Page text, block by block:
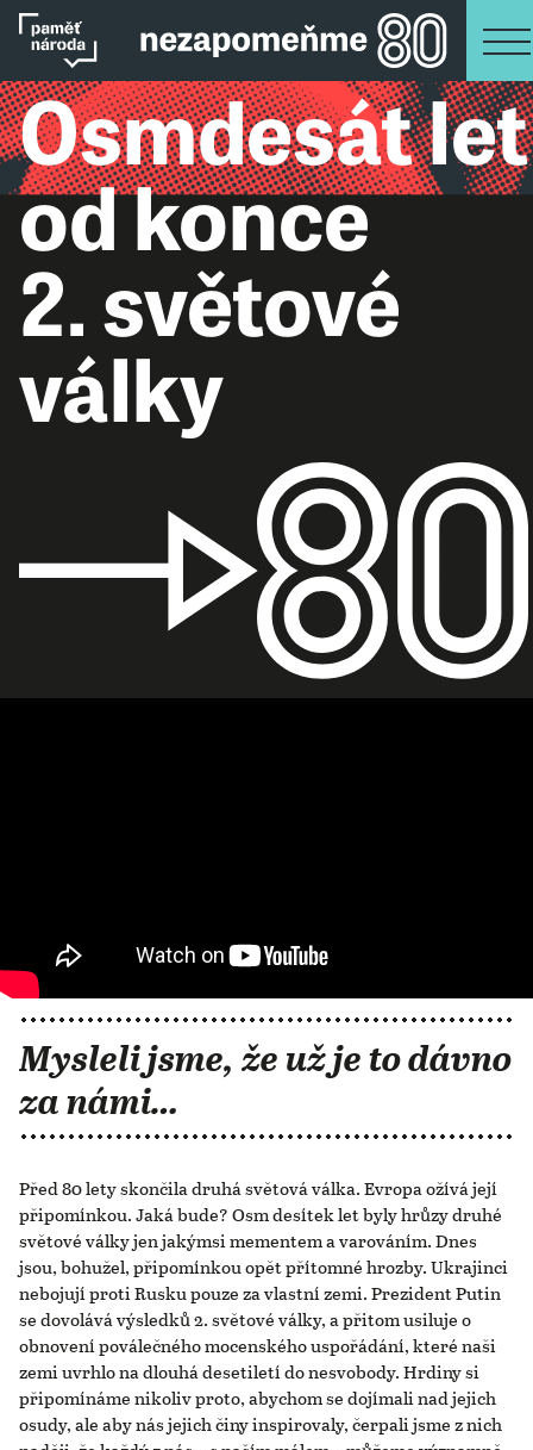
Osmdesát let
od konce
2. světové
války
Mysleli jsme, že už je to dávno
za námi…
Před 80 lety skončila druhá světová válka. Evropa ožívá její
připomínkou. Jaká bude? Osm desítek let byly hrůzy druhé
světové války jen jakýmsi mementem a varováním. Dnes
jsou, bohužel, připomínkou opět přítomné hrozby. Ukrajinci
nebojují proti Rusku pouze za vlastní zemi. Prezident Putin
se dovolává výsledků 2. světové války, a přitom usiluje o
obnovení poválečného mocenského uspořádání, které naši
zemi uvrhlo na dlouhá desetiletí do nesvobody. Hrdiny si
připomínáme nikoliv proto, abychom se dojímali nad jejich
osudy, ale aby nás jejich činy inspirovaly, čerpali jsme z nich